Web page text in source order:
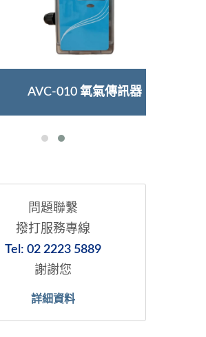
AVC-010 氧氣傳訊器
問題聯繫
撥打服務專線
Tel: 02 2223 5889
謝謝您
詳細資料